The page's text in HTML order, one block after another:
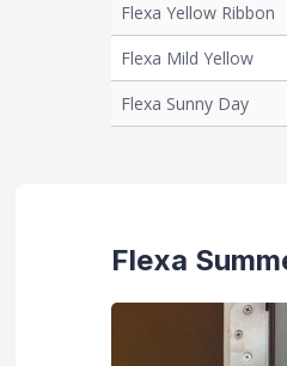
Flexa Yellow Ribbon
Flexa Mild Yellow
Flexa Sunny Day
Flexa